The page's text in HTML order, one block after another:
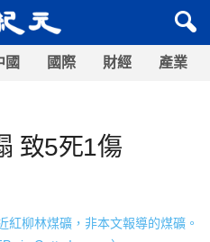
國 國際 財經 產業
致5死1傷